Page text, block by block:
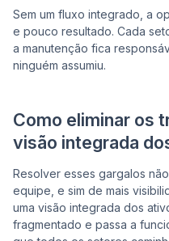
Sem um fluxo integrado, a
e pouco resultado. Cada
a manutenção fica
ninguém assumiu.
Como eliminar os
visão integrada
Resolver esses gargalos
equipe, e sim de mais
uma visão integrada dos
fragmentado e passa a